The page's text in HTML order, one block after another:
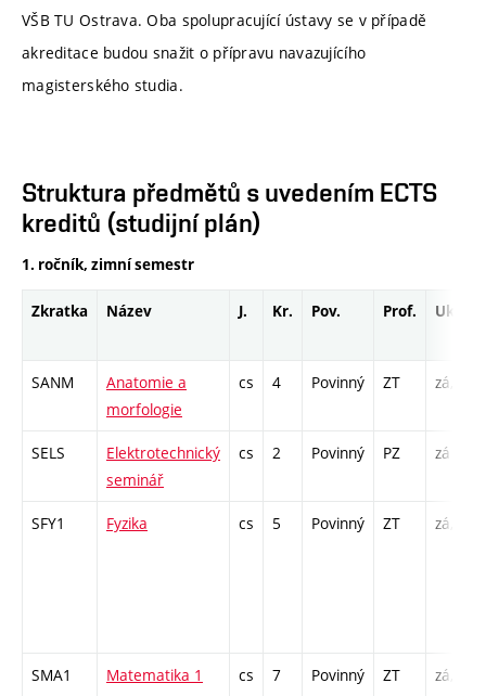
VŠB TU Ostrava. Oba spolupracující ústavy se v případě
akreditace budou snažit o přípravu navazujícího
magisterského studia.
Struktura předmětů s uvedením ECTS
kreditů (studijní plán)
1. ročník, zimní semestr
Zkratka Název J. Kr. Pov. Prof. Uk.
SANM
Anatomie a
morfologie
cs 4 Povinný ZT zá,zk
SELS
Elektrotechnický
seminář
cs 2 Povinný PZ zá
SFY1 Fyzika cs 5 Povinný ZT zá,zk
SMA1 Matematika 1 cs 7 Povinný ZT zá,zk